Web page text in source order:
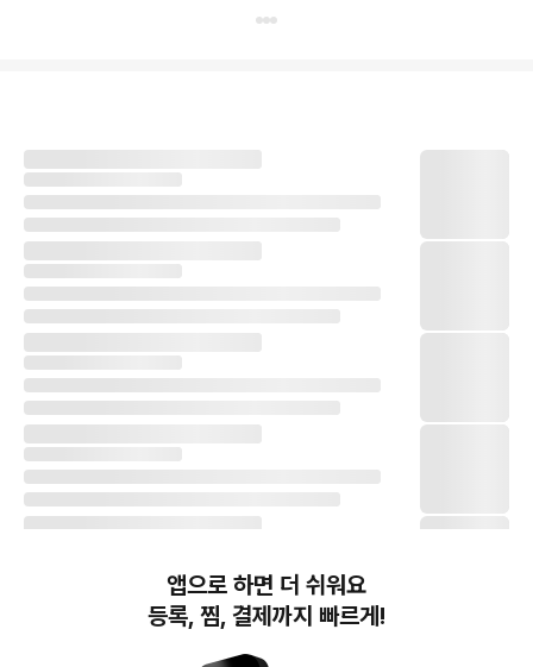
앱으로 하면 더 쉬워요
등록, 찜, 결제까지 빠르게!